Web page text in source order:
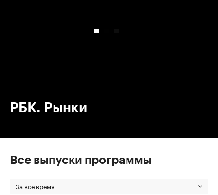
РБК. Рынки
Все выпуски программы
За все время